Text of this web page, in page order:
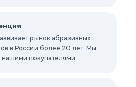
рынок абразивных
в России более 20 лет. Мы
покупателями.